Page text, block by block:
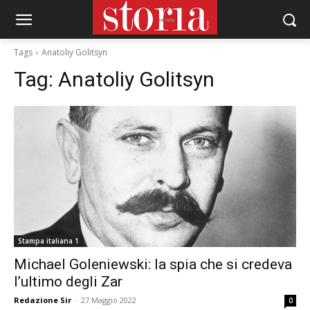
Tags Anatoliy Golitsyn
Tag: Anatoliy Golitsyn
Stampa italiana 1
Michael Goleniewski: la spia che si credeva
l’ultimo degli Zar
Redazione Sir - 27 Maggio 2022 0